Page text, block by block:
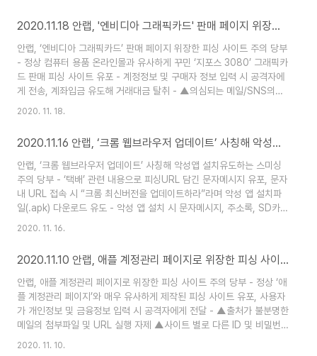
시큐리티’ 견적 신청 후 구매 고객에게 백화점 상품권 3만원 제공 등 12
월 31일까지 다양한 혜택 제공 안랩이 효율적인 보안관리를 고민하는
중소기업 고객을 위해 보안관리 솔루션을 무료로 이용해볼 수 있는 체험
이벤트..
2020.11.18 안랩, '엔비디아 그래픽카드' 판매 페이지 위장한 피싱 사이트 주의 당부
안랩, ‘엔비디아 그래픽카드’ 판매 페이지 위장한 피싱 사이트 주의 당부
- 정상 컴퓨터 용품 온라인몰과 유사하게 꾸민 ‘지포스 3080’ 그래픽카
드 판매 피싱 사이트 유포 - 계정정보 및 구매자 정보 입력 시 공격자에
게 전송, 계좌입금 유도해 거래대금 탈취 - ▲의심되는 메일/SNS의
등 보안수칙 준수 필요 올 9월 출시된 최신 그래픽카드가 ‘품절 대란’을
일으키고 있는 가운데, 해당 그래픽카드 판매로 위장한 피싱 사이트가
발견돼 사용자의 주의가 필요하다. 안랩(대표 강석균,
www.ahnlab.c..
2020. 11. 18.
2020.11.16 안랩, ‘크롬 웹브라우저 업데이트’ 사칭해 악성앱 설치유도하는 스미싱 주의 당부
안랩, ‘크롬 웹브라우저 업데이트’ 사칭해 악성앱 설치유도하는 스미싱
주의 당부 - ‘택배’ 관련 내용으로 피싱URL 담긴 문자메시지 유포, 문자
내 URL 접속 시 “크롬 최신버전을 업데이트하라”라며 악성 앱 설치파
일(.apk) 다운로드 유도 - 악성 앱 설치 시 문자메시지, 주소록, SD카
트폰에 V3 모바일 시큐리티 등 모바일 백신설치 등 필수 보안 수칙 실
행 필요 안랩(대표 강석균, www.ahnlab.com )은 ‘크롬 웹브라우저
최신버전을 업데이트 하라’며 악성 앱 설치를 유도한 뒤 스마트폰..
2020. 11. 16.
2020.11.10 안랩, 애플 계정관리 페이지로 위장한 피싱 사이트 주의 당부
안랩, 애플 계정관리 페이지로 위장한 피싱 사이트 주의 당부 - 정상 ‘애
플 계정관리 페이지’와 매우 유사하게 제작된 피싱 사이트 유포, 사용자
가 개인정보 및 금융정보 입력 시 공격자에게 전달 - ▲출처가 불분명한
메일의 첨부파일 및 URL 실행 자제 ▲사이트 별로 다른 ID 및 비밀번
2020. 11. 10.